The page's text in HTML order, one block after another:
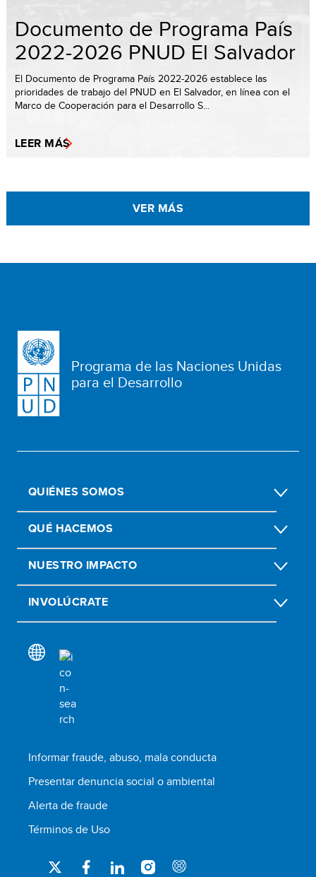
Documento de Programa País
2022-2026 PNUD El Salvador
El Documento de Programa País 2022-2026 establece las
prioridades de trabajo del PNUD en El Salvador, en línea con el
Marco de Cooperación para el Desarrollo S...
LEER MÁS
VER MÁS
Programa de las Naciones Unidas
para el Desarrollo
QUIÉNES SOMOS
QUÉ HACEMOS
NUESTRO IMPACTO
INVOLÚCRATE
Informar fraude, abuso, mala conducta
Presentar denuncia social o ambiental
Alerta de fraude
Términos de Uso